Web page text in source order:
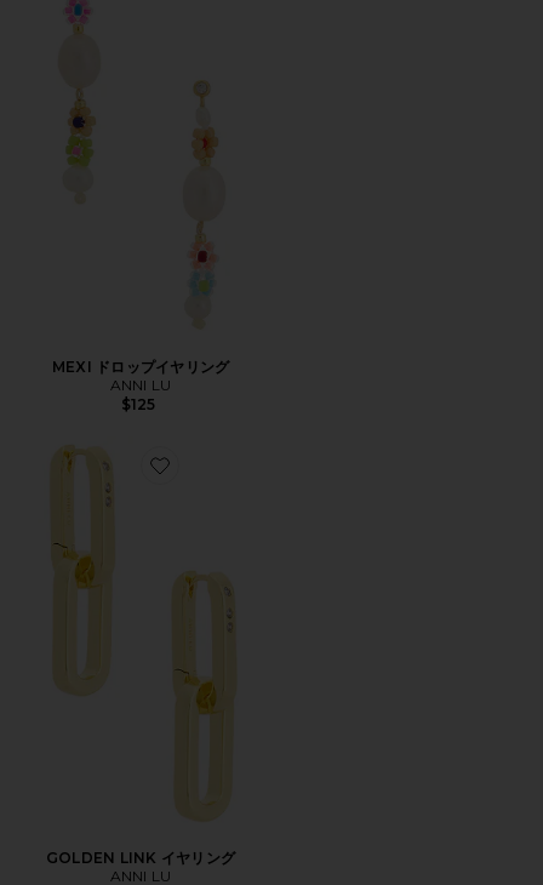
MEXI ドロップイヤリング
ANNI LU
$125
Favorite GOLDEN LINK イヤリング
GOLDEN LINK イヤリング
ANNI LU